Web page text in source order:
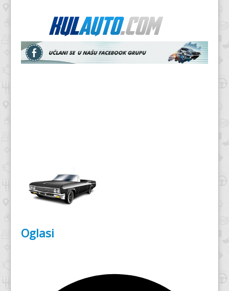
Oglasi